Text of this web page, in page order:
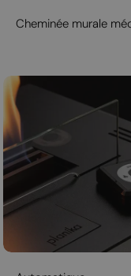
Cheminée murale